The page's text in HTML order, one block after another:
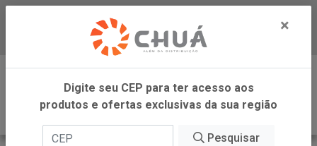
Baixe já nosso APP
0
×
Digite seu CEP para ter acesso aos
produtos e ofertas exclusivas da sua região
Pesquisar